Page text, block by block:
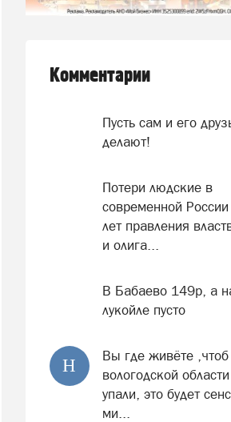
Комментарии
Пусть сам и его
делают!
Потери людские в
современной
лет правления
и олига...
В Бабаево 149р, а
лукойле пусто
Н
Вы где живёте
вологодской
упали, это будет
ми...